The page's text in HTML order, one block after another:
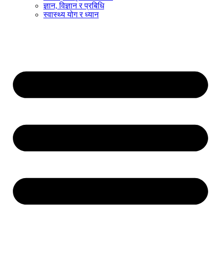
ज्ञान, विज्ञान र प्रबिधि
स्वास्थ्य योग र ध्यान